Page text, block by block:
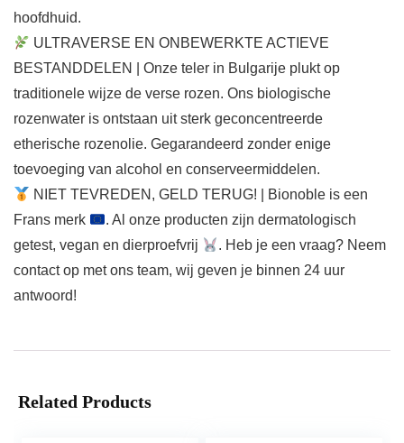
hoofdhuid.
ULTRAVERSE EN ONBEWERKTE ACTIEVE
BESTANDDELEN | Onze teler in Bulgarije plukt op
traditionele wijze de verse rozen. Ons biologische
rozenwater is ontstaan uit sterk geconcentreerde
etherische rozenolie. Gegarandeerd zonder enige
toevoeging van alcohol en conserveermiddelen.
NIET TEVREDEN, GELD TERUG! | Bionoble is een
Frans merk
. Al onze producten zijn dermatologisch
getest, vegan en dierproefvrij
. Heb je een vraag? Neem
contact op met ons team, wij geven je binnen 24 uur
antwoord!
Related Products